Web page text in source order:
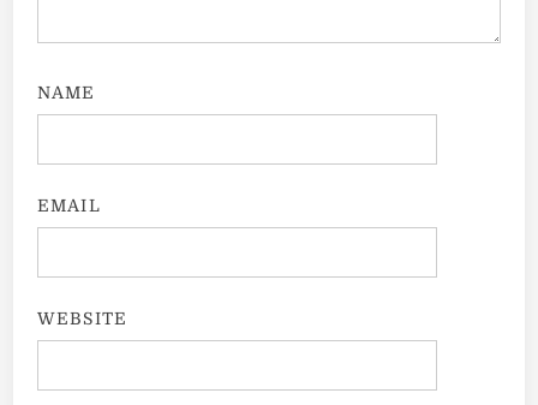
NAME
EMAIL
WEBSITE